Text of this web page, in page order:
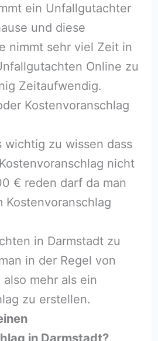
ein Unfallgutachter
und diese
nimmt sehr viel Zeit in
Online zu
Zeitaufwendig.
Kostenvoranschlag
wichtig zu wissen dass
nicht
€ reden darf da man
Kostenvoranschlag
in Darmstadt zu
in der Regel von
mehr als ein
zu erstellen.
in Darmstadt?